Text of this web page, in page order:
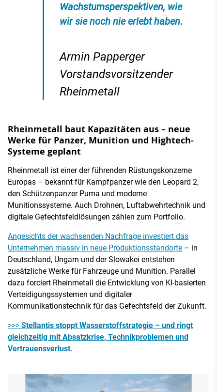
Wachstumsperspektiven, wie
wir sie noch nie erlebt haben.
Armin Papperger
Vorstandsvorsitzender
Rheinmetall
Rheinmetall baut Kapazitäten aus – neue
Werke für Panzer, Munition und Hightech-
Systeme geplant
Rheinmetall ist einer der führenden Rüstungskonzerne
Europas – bekannt für Kampfpanzer wie den Leopard 2,
den Schützenpanzer Puma und moderne
Munitionssysteme. Auch Drohnen, Luftabwehrtechnik und
digitale Gefechtsfeldlösungen zählen zum Portfolio.
Angesichts der wachsenden Nachfrage investiert das
Unternehmen massiv in neue Produktionsstandorte – in
Deutschland, Ungarn und der Slowakei entstehen
zusätzliche Werke für Fahrzeuge und Munition. Parallel
dazu forciert Rheinmetall die Entwicklung von KI-basierten
Verteidigungssystemen und digitaler
Kommunikationstechnik für das Gefechtsfeld der Zukunft.
>>> Stellantis stoppt Wasserstoffstrategie – und ringt
gleichzeitig mit Absatzkrise, Technikproblemen und
Vertrauensverlust.